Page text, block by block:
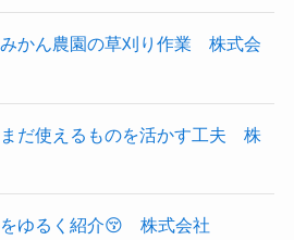
かん農園の草刈り作業 株式会
だ使えるものを活かす工夫 株
ゆるく紹介😚 株式会社